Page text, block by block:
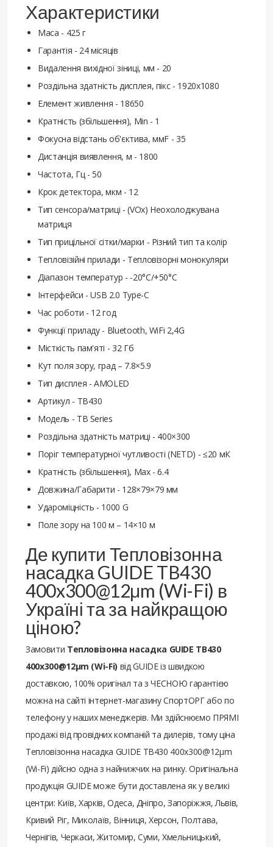
Характеристики
Маса - 425 г
Гарантія - 24 місяців
Видалення вихідної зіниці, мм - 20
Роздільна здатність дисплея, пікс - 1920x1080
Елемент живлення - 18650
Кратність (збільшення), Min - 1
Фокусна відстань об'єктива, ммF - 35
Дистанція виявлення, м - 1800
Частота, Гц - 50
Крок детектора, мкм - 12
Тип сенсора/матриці - (VOx) Неохолоджувана
матриця
Тип прицільної сітки/марки - Різний тип та колір
Тепловізійні прилади - Тепловізорні монокуляри
Діапазон температур - -20°C/+50°C
Інтерфейси - USB 2.0 Type-C
Час роботи - 12 год
Функції приладу - Bluetooth, WiFi 2,4G
Місткість пам'яті - 32 Гб
Кут поля зору, град – 7.8×5.9
Тип дисплея - AMOLED
Артикул - TB430
Модель - TB Series
Роздільна здатність матриці - 400×300
Поріг температурної чутливості (NETD) - ≤20 мК
Кратність (збільшення), Max - 6.4
Довжина/Габарити - 128×79×79 мм
Удароміцність - 1000 G
Поле зору на 100 м – 14×10 м
Де купити Тепловізонна
насадка GUIDE TB430
400x300@12μm (Wi-Fi) в
Україні та за найкращою
ціною?
Замовити Тепловізонна насадка GUIDE TB430
400x300@12μm (Wi-Fi) від GUIDE із швидкою
доставкою, 100% оригінал та з ЧЕСНОЮ гарантією
можна на сайті інтернет-магазину СпортОРГ або по
телефону у наших менеджерів. Ми здійснюємо ПРЯМІ
продажі від провідних компаній та дилерів, тому ціна
Тепловізонна насадка GUIDE TB430 400x300@12μm
(Wi-Fi) дійсно одна з найнижчих на ринку. Оригінальна
продукція GUIDE може бути доставлена ​​як у великі
центри: Київ, Харків, Одеса, Дніпро, Запоріжжя, Львів,
Кривий Ріг, Миколаїв, Вінниця, Херсон, Полтава,
Чернігів, Черкаси, Житомир, Суми, Хмельницький,